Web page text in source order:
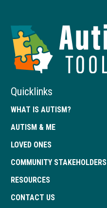
Quicklinks
WHAT IS AUTISM?
AUTISM & ME
LOVED ONES
COMMUNITY STAKEHOLDERS
RESOURCES
CONTACT US